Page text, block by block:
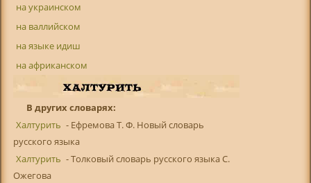
на украинском
на валлийском
на языке идиш
на африканском
В других словарях:
Халтурить - Ефремова Т. Ф. Новый словарь
русского языка
Халтурить - Толковый словарь русского языка С.
Ожегова